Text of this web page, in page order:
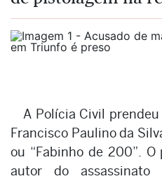
A Polícia Civil
Francisco Paulino da
ou “Fabinho de 200”.
autor do